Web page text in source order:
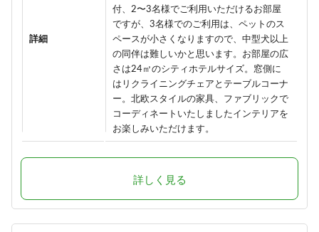
詳細
付、2〜3名様でご利用いただけるお部屋
ですが、3名様でのご利用は、ペットのス
ペースが小さくなりますので、中型犬以上
の同伴は難しいかと思います。お部屋の広
さは24㎡のシティホテルサイズ。窓側に
はリクライニングチェアとテーブルコーナ
ー。北欧スタイルの家具、ファブリックで
コーディネートいたしましたインテリアを
お楽しみいただけます。
詳しく見る